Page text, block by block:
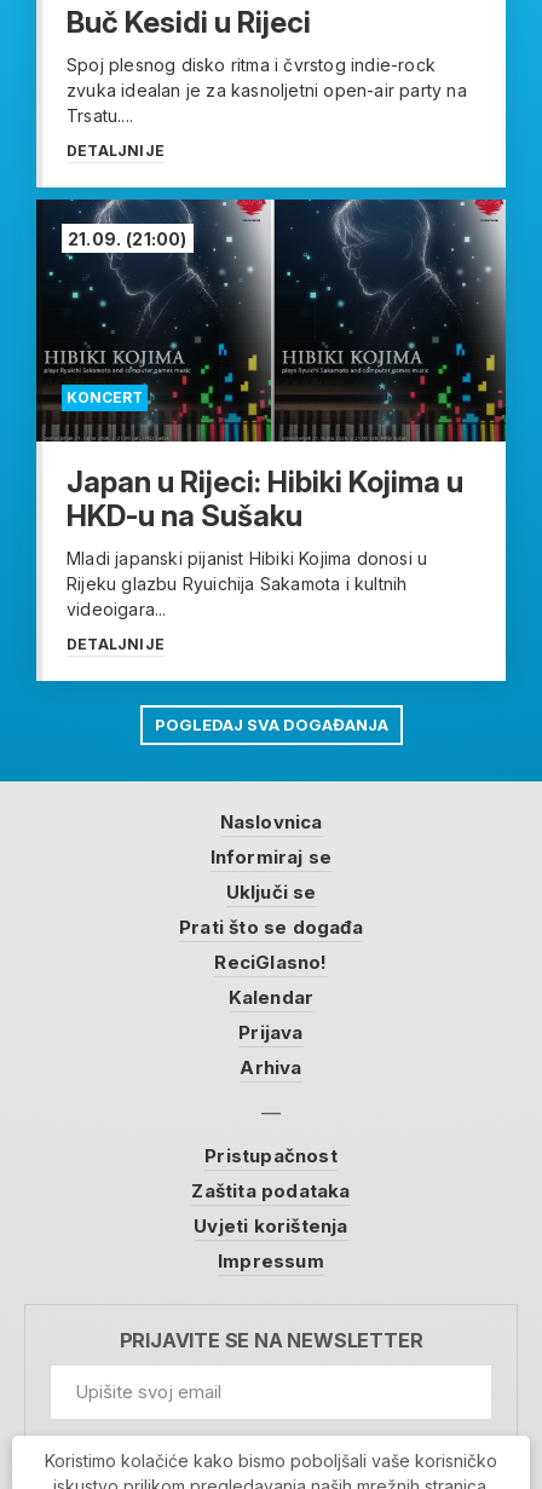
Buč Kesidi u Rijeci
Spoj plesnog disko ritma i čvrstog indie-rock
zvuka idealan je za kasnoljetni open-air party na
Trsatu....
DETALJNIJE
KONCERT
21.09. (21:00)
Japan u Rijeci: Hibiki Kojima u
HKD-u na Sušaku
Mladi japanski pijanist Hibiki Kojima donosi u
Rijeku glazbu Ryuichija Sakamota i kultnih
videoigara...
DETALJNIJE
POGLEDAJ SVA DOGAĐANJA
Naslovnica
Informiraj se
Uključi se
Prati što se događa
ReciGlasno!
Kalendar
Prijava
Arhiva
Pristupačnost
Zaštita podataka
Uvjeti korištenja
Impressum
PRIJAVITE SE NA NEWSLETTER
Prihvaćam da se moji podaci spremaju u bazu
Koristimo kolačiće kako bismo poboljšali vaše korisničko